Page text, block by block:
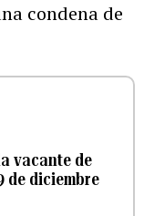
condena de
vacante de
de diciembre